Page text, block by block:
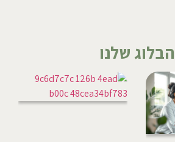
הבלוג שלנו